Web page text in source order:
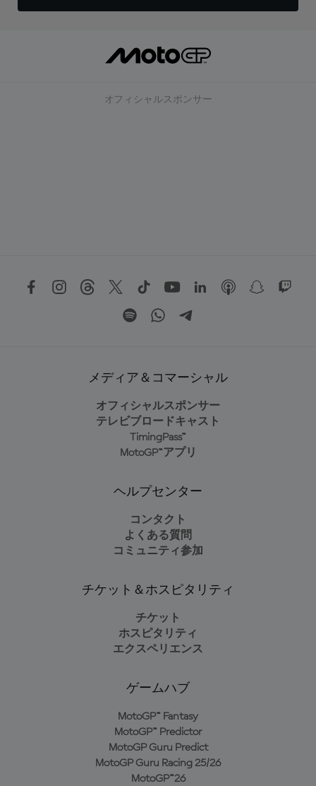
オフィシャルスポンサー
メディア＆コマーシャル
オフィシャルスポンサー
テレビブロードキャスト
TimingPass™
MotoGP™アプリ
ヘルプセンター
コンタクト
よくある質問
コミュニティ参加
チケット＆ホスピタリティ
チケット
ホスピタリティ
エクスペリエンス
ゲームハブ
MotoGP™ Fantasy
MotoGP™ Predictor
MotoGP Guru Predict
MotoGP Guru Racing 25/26
MotoGP™26